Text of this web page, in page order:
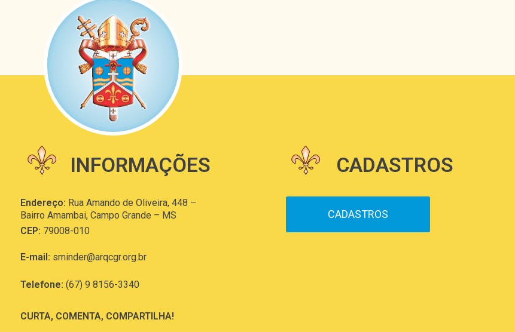
INFORMAÇÕES CADASTROS
Endereço: Rua Amando de Oliveira, 448 –
Bairro Amambai, Campo Grande – MS
CEP: 79008-010
E-mail: sminder@arqcgr.org.br
Telefone: (67) 9 8156-3340
CURTA, COMENTA, COMPARTILHA!
CADASTROS